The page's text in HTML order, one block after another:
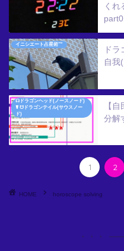
くれ
イニシエート占星術™
ド
自我
☊ドラゴンヘッド(ノースノード)
☤ ☋ドラゴンテイル(サウスノー
ド)
【
分
1 2
HOME horoscope solving